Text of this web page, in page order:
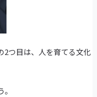
2つ目は、人を育てる文化